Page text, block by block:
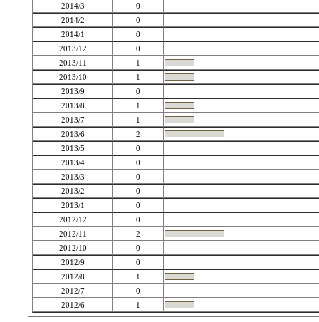
2014/3
0
2014/2
0
2014/1
0
2013/12
0
2013/11
1
2013/10
1
2013/9
0
2013/8
1
2013/7
1
2013/6
2
2013/5
0
2013/4
0
2013/3
0
2013/2
0
2013/1
0
2012/12
0
2012/11
2
2012/10
0
2012/9
0
2012/8
1
2012/7
0
2012/6
1